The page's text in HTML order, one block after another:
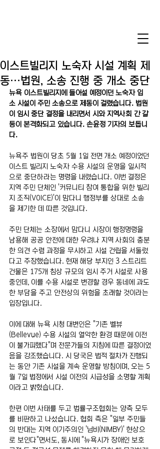
이스트빌리지 노숙자 시설 계획 제
동…법원, 소송 진행 중 개소 중단
뉴욕 이스트빌리지에 들어설 예정이던 노숙자 입
소 시설이 주민 소송으로 제동이 걸렸습니다. 법원
이 임시 중단 결정을 내리면서 시와 지역사회 간 갈
등이 본격화되고 있습니다. 손윤정 기자의 보돕니
다.
뉴욕주 법원이 당초 5월 1일 전면 개소 예정이었던
이스트 빌리지 노숙자 수용 시설의 운영을 일시적
으로 중단하라는 명령을 내렸습니다. 이번 결정은
지역 주민 단체인 '커뮤니티 참여 통합을 위한 빌리
지 조직(VOICE)'이 맘다니 행정부를 상대로 소송
을 제기한 데 따른 것입니다.
주민 단체는 소장에서 맘다니 시장이 행정명령을
남용해 공공 안전에 대한 우려나 지역 사회의 충분
한 의견 수렴 과정을 무시하고 시설 건립을 서둘렀
다고 주장했습니다. 현재 해당 부지인 3 스트리트
건물은 175개 침상 규모의 임시 주거 시설로 사용
중인데, 이를 수용 시설로 변경할 경우 동네에 과도
한 부담을 주고 안전상의 위험을 초래할 것이라는
입장입니다.
이에 대해 뉴욕 시청 대변인은 "기존 벨뷰
(Bellevue) 수용 시설의 열악한 환경 때문에 이전
이 불가피했다"며 전문가들의 지침에 따른 결정이었
음을 강조했습니다. 시 당국은 법적 절차가 진행되
는 동안 기존 시설을 계속 운영할 방침이며, 오는 5
월 7일 법정에서 시설 이전의 시급성을 소명할 계획
이라고 밝혔습니다.
한편 이번 사태를 두고 법률구조협회는 양측 모두
를 비판하고 나섰습니다. 협회 측은 "일부 주민들
의 반대는 지역 이기주의인 '님비(NIMBY)' 현상으
로 보인다"면서도, 동시에 "뉴욕시가 장애인 보호